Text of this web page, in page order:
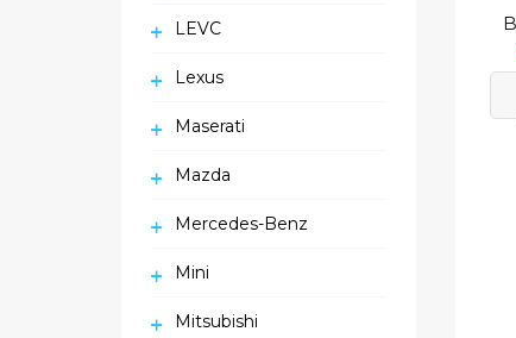
LEVC
Lexus
Maserati
Mazda
Mercedes-Benz
Mini
Mitsubishi